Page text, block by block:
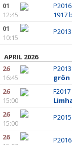
01
12:45
P2016
1917
01
10:15
P2013
APRIL 2026
26
16:45
grön
26
15:00
F2017
26
15:00
P2015
26
P2016